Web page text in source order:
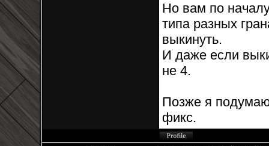
Но вам по
типа разных
выкинуть.
И даже если
не 4.
Позже я
фикс.